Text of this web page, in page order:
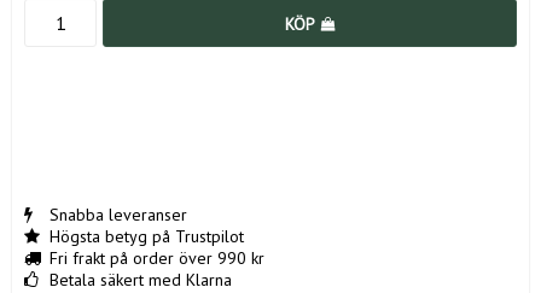
KÖP
Snabba leveranser
Högsta betyg på Trustpilot
Fri frakt på order över 990 kr
Betala säkert med Klarna